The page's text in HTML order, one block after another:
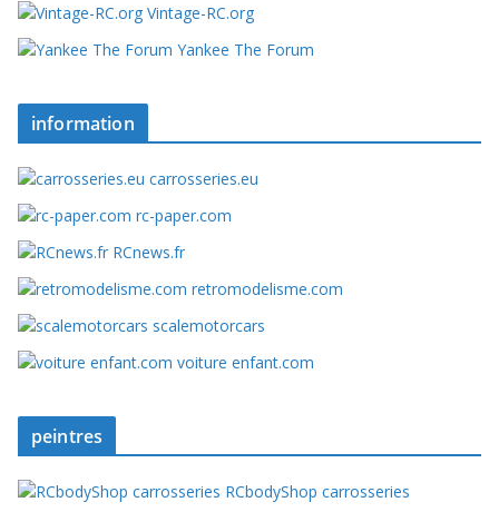
Vintage-RC.org
Yankee The Forum
information
carrosseries.eu
rc-paper.com
RCnews.fr
retromodelisme.com
scalemotorcars
voiture enfant.com
peintres
RCbodyShop carrosseries